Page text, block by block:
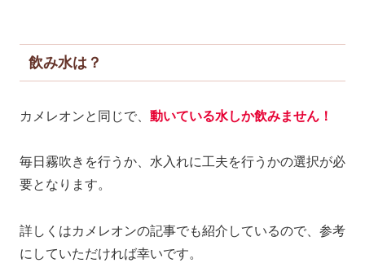
飲み水は？
カメレオンと同じで、 動いている水しか飲みません！
毎日霧吹きを行うか、水入れに工夫を行うかの選択が必
要となります。
詳しくはカメレオンの記事でも紹介しているので、参考
にしていただければ幸いです。